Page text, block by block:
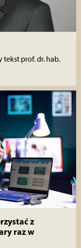
tekst prof. dr. hab.
z
raz w